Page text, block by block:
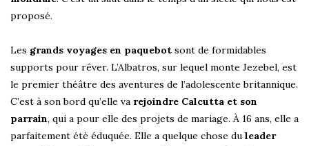
proposé.
Les grands voyages en paquebot sont de formidables
supports pour rêver. L’Albatros, sur lequel monte Jezebel, est
le premier théâtre des aventures de l’adolescente britannique.
C’est à son bord qu’elle va rejoindre Calcutta et son
parrain, qui a pour elle des projets de mariage. À 16 ans, elle a
parfaitement été éduquée. Elle a quelque chose du leader